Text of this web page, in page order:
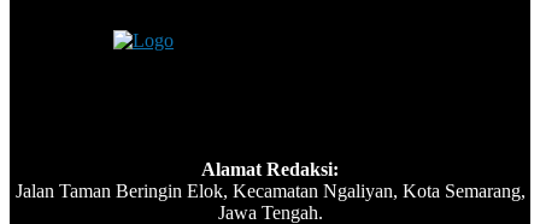
Alamat Redaksi:
Jalan Taman Beringin Elok, Kecamatan Ngaliyan, Kota Semarang,
Jawa Tengah.